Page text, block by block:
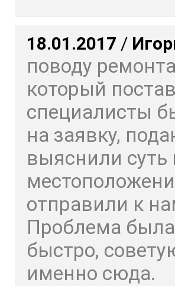
18.01.2017 /
поводу
который
специалисты
на заявку,
выяснили
отправили к
Проблема
быстро,
именно сюда.